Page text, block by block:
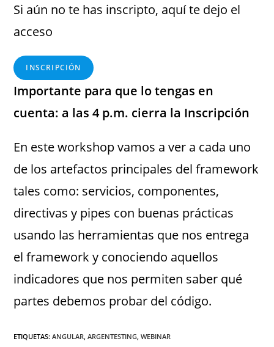
Si aún no te has inscripto, aquí te dejo el
acceso
INSCRIPCIÓN
Importante para que lo tengas en
cuenta: a las 4 p.m. cierra la Inscripción
En este workshop vamos a ver a cada uno
de los artefactos principales del framework
tales como: servicios, componentes,
directivas y pipes con buenas prácticas
usando las herramientas que nos entrega
el framework y conociendo aquellos
indicadores que nos permiten saber qué
partes debemos probar del código.
ETIQUETAS:ANGULAR ARGENTESTING WEBINAR